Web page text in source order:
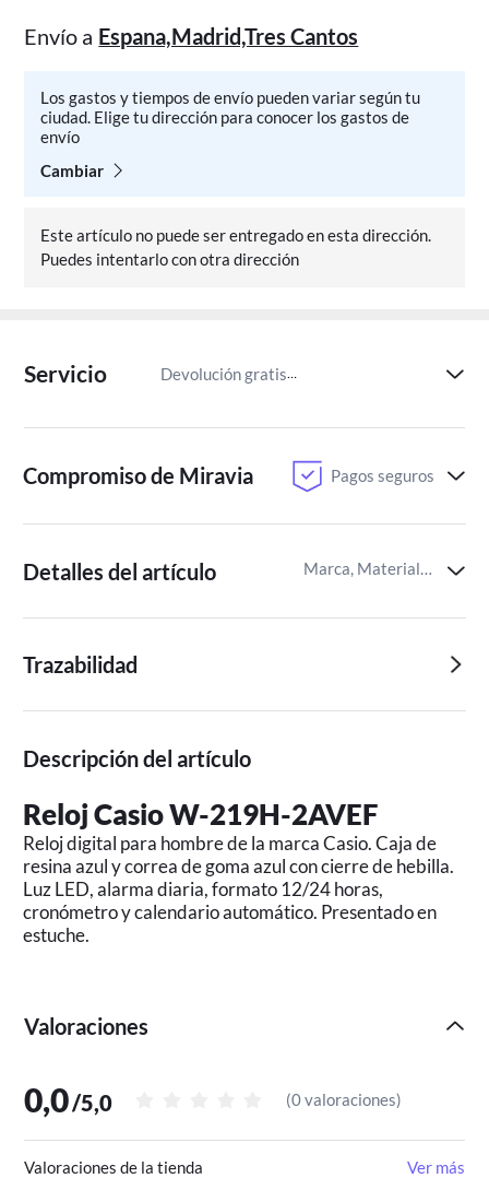
Envío a Espana,Madrid,Tres Cantos
Los gastos y tiempos de envío pueden variar según tu
ciudad. Elige tu dirección para conocer los gastos de
envío
Cambiar
Este artículo no puede ser entregado en esta dirección.
Puedes intentarlo con otra dirección
Servicio Devolución gratis Paga
Compromiso de Miravia Pagos seguros
Detalles del artículo Marca, Material de la banda,Identificador del artículo de Miravia
Trazabilidad
Descripción del artículo
Reloj Casio W-219H-2AVEF
Reloj digital para hombre de la marca Casio. Caja de
resina azul y correa de goma azul con cierre de hebilla.
Luz LED, alarma diaria, formato 12/24 horas,
cronómetro y calendario automático. Presentado en
estuche.
Valoraciones
0,0/5,0 (0 valoraciones)
Valoraciones de la tienda Ver más